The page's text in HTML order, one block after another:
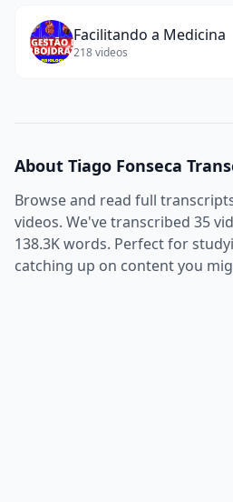
Facilitando a Medicina
218videos
About Tiago Fonseca
Browse and read full
videos. We've transcribed 35
138.3Kwords. Perfect for
catching up on content you